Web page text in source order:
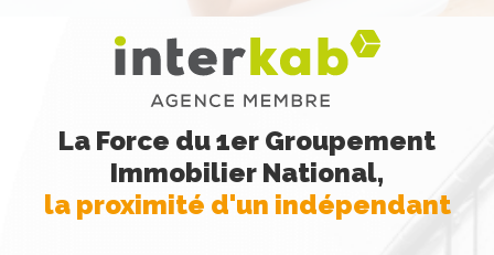
La Force du 1er Groupement
Immobilier National,
la proximité d'un indépendant